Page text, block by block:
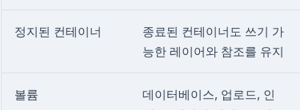
정지된 컨테이너
종료된 컨테이너도 쓰기 가
능한 레이어와 참조를 유지
볼륨
데이터베이스, 업로드, 인